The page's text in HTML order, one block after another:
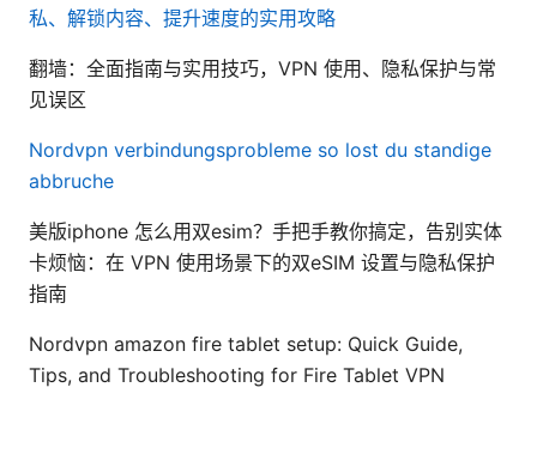
私、解锁内容、提升速度的实用攻略
翻墙：全面指南与实用技巧，VPN 使用、隐私保护与常
见误区
Nordvpn verbindungsprobleme so lost du standige
abbruche
美版iphone 怎么用双esim？手把手教你搞定，告别实体
卡烦恼：在 VPN 使用场景下的双eSIM 设置与隐私保护
指南
Nordvpn amazon fire tablet setup: Quick Guide,
Tips, and Troubleshooting for Fire Tablet VPN